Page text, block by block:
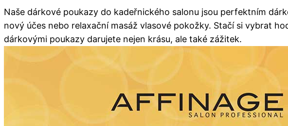
Naše dárkové poukazy do kadeřnického salonu jsou perfektním
nový účes nebo relaxační masáž vlasové pokožky. Stačí si vybrat
dárkovými poukazy darujete nejen krásu, ale také zážitek.